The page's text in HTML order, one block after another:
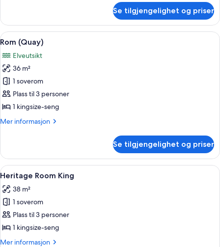
–
deluxe
(Esplanade)
Se tilgjengelighet og priser
Åpne
alle
bildene
av
Rom
(Quay)
Sengetøy av topp kvalitet, minibar,
7
Rom (Quay)
Elveutsikt
36 m²
1 soverom
Plass til 3 personer
1 kingsize-seng
Mer informasjon
Mer
(Quay)
Se tilgjengelighet og priser
Åpne
alle
bildene
av
Heritage
Room
King
Sengetøy av topp kvalitet, minibar,
8
Heritage Room King
38 m²
1 soverom
Plass til 3 personer
1 kingsize-seng
Mer informasjon
Mer